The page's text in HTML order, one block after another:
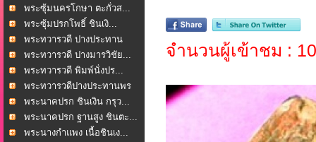
พระซุ้มนครโกษา ตะกั่วส...
พระซุ้มปรกโพธิ์ ชินเงิ...
พระทวารวดี ปางประทาน
พร... พระทวารวดี ปางมารวิชัย...
พระทวารวดี พิมพ์นั่งปร...
พระทวารวดีปางประทานพร
...
พระนาคปรก ชินเงิน กรุว...
พระนาคปรก ฐานสูง ชินตะ...
พระนางกำแพง เนื้อชินเง...
จำนวนผู้เข้าชม :